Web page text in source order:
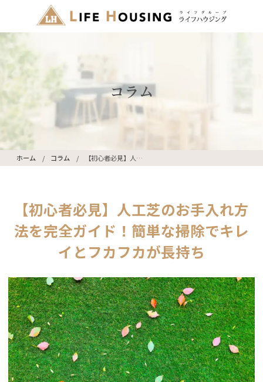
コラム
ホーム コラム 【初心者必見】人工芝のお手入れ方法を完全ガイド！簡単な掃除でキレイとフカフカが長持ち
【初心者必見】人工芝のお手入れ方
法を完全ガイド！簡単な掃除でキレ
イとフカフカが長持ち